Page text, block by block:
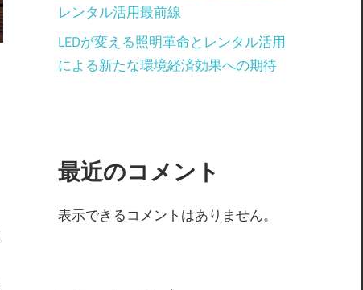
レンタル活用最前線
LEDが変える照明革命とレンタル活用
による新たな環境経済効果への期待
最近のコメント
表示できるコメントはありません。